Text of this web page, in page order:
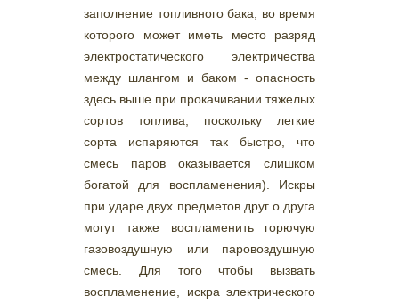
заполнение топливного бака, во время
которого может иметь место разряд
электростатического электричества
между шлангом и баком - опасность
здесь выше при прокачивании тяжелых
сортов топлива, поскольку легкие
сорта испаряются так быстро, что
смесь паров оказывается слишком
богатой для воспламенения). Искры
при ударе двух предметов друг о друга
могут также воспламенить горючую
газовоздушную или паровоздушную
смесь. Для того чтобы вызвать
воспламенение, искра электрического